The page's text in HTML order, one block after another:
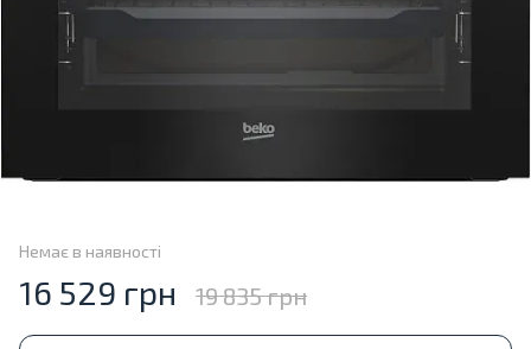
Немає в наявності
16 529 грн 19 835 грн